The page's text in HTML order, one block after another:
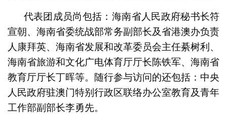
代表团成员尚包括：海南省人民政府秘书长符
宣朝、海南省委统战部常务副部长及省港澳办负责
人康拜英、海南省发展和改革委员会主任綦树利、
海南省旅游和文化广电体育厅厅长陈铁军、海南省
教育厅厅长丁晖等。随行参与访问的还包括：中央
人民政府驻澳门特别行政区联络办公室教育及青年
工作部副部长李勇先。